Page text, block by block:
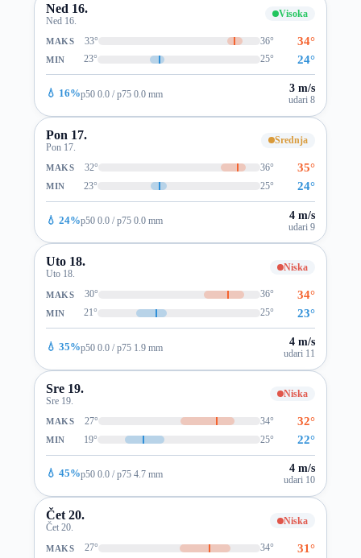
Ned 16.
Ned 16.
Visoka
MAKS 33° 36° 34°
MIN 23° 25° 24°
💧 16%p50 0.0 / p75 0.0 mm 3 m/s
udari 8
Pon 17.
Pon 17.
Srednja
MAKS 32° 36° 35°
MIN 23° 25° 24°
💧 24%p50 0.0 / p75 0.0 mm 4 m/s
udari 9
Uto 18.
Uto 18.
Niska
MAKS 30° 36° 34°
MIN 21° 25° 23°
💧 35%p50 0.0 / p75 1.9 mm 4 m/s
udari 11
Sre 19.
Sre 19.
Niska
MAKS 27° 34° 32°
MIN 19° 25° 22°
💧 45%p50 0.0 / p75 4.7 mm 4 m/s
udari 10
Čet 20.
Čet 20.
Niska
MAKS 27° 34° 31°